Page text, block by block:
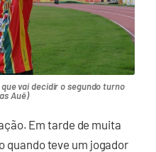
vai decidir o segundo turno
Auê)
Em tarde de muita
quando teve um jogador